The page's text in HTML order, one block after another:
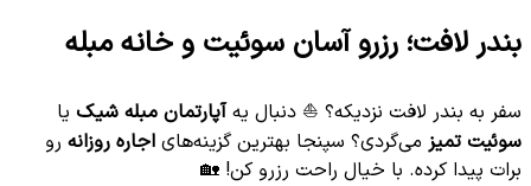
بندر لافت؛ رزرو آسان سوئیت و خانه مبله
سفر به بندر لافت نزدیکه؟ ⛵️ دنبال یهآپارتمان مبله شیک یا
سوئیت تمیز می‌گردی؟ سپنجا بهترین گزینه‌های اجاره روزانه رو
برات پیدا کرده. با خیال راحت رزرو کن! 🏡